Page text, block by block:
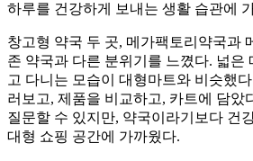
하루를 건강하게 보내는 생활 습관에
창고형 약국 두 곳, 메가팩토리약국과
존 약국과 다른 분위기를 느꼈다. 넓은
고 다니는 모습이 대형마트와 비슷했
러보고, 제품을 비교하고, 카트에 담았
질문할 수 있지만, 약국이라기보다 건
대형 쇼핑 공간에 가까웠다.